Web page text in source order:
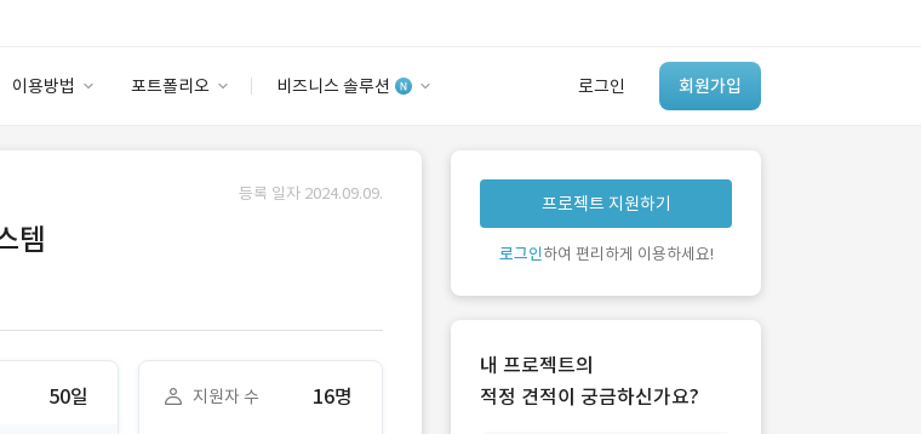
이용방법 포트폴리오 비즈니스 솔루션 로그인 회원가입
이용요금
고객센터
안심 코드 케어
유사사례 검색 AI
‘이런 거’ 만들어본
개발 회사 있어?
등록 일자 2024.09.09.
템
50일 지원자 수 16명
프로젝트 지원하기
로그인하여 편리하게 이용하세요!
내 프로젝트의
적정 견적이 궁금하신가요?